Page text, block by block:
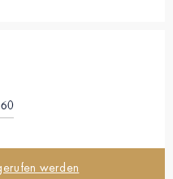
werden